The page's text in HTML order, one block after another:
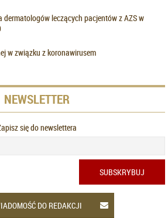
leczących pacjentów z AZS w
w związku z koronawirusem
NEWSLETTER
się do newslettera
SUBSKRYBUJ
DO REDAKCJI